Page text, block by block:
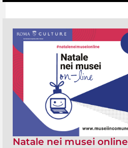
Natale nei musei online